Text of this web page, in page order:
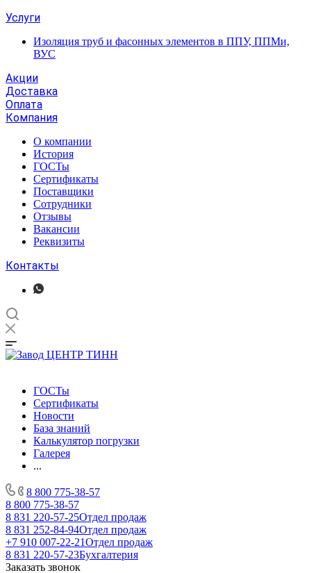
Услуги
Изоляция труб и фасонных элементов в ППУ, ППМи,
ВУС
Акции
Доставка
Оплата
Компания
О компании
История
ГОСТы
Сертификаты
Поставщики
Сотрудники
Отзывы
Вакансии
Реквизиты
Контакты
ГОСТы
Сертификаты
Новости
База знаний
Калькулятор погрузки
Галерея
...
8 800 775-38-57
8 800 775-38-57
8 831 220-57-25Отдел продаж
8 831 252-84-94Отдел продаж
+7 910 007-22-21Отдел продаж
8 831 220-57-23Бухгалтерия
Заказать звонок